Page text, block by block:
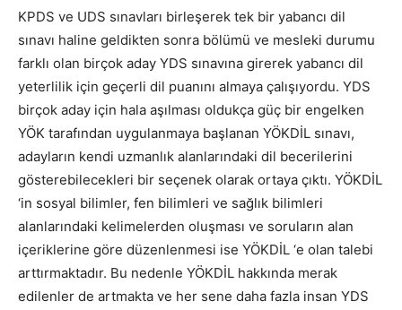
KPDS ve UDS sınavları birleşerek tek bir yabancı dil
sınavı haline geldikten sonra bölümü ve mesleki durumu
farklı olan birçok aday YDS sınavına girerek yabancı dil
yeterlilik için geçerli dil puanını almaya çalışıyordu. YDS
birçok aday için hala aşılması oldukça güç bir engelken
YÖK tarafından uygulanmaya başlanan YÖKDİL sınavı,
adayların kendi uzmanlık alanlarındaki dil becerilerini
gösterebilecekleri bir seçenek olarak ortaya çıktı. YÖKDİL
‘in sosyal bilimler, fen bilimleri ve sağlık bilimleri
alanlarındaki kelimelerden oluşması ve soruların alan
içeriklerine göre düzenlenmesi ise YÖKDİL ‘e olan talebi
arttırmaktadır. Bu nedenle YÖKDİL hakkında merak
edilenler de artmakta ve her sene daha fazla insan YDS